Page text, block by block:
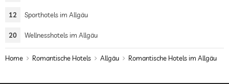
12 Sporthotels im Allgäu
20 Wellnesshotels im Allgäu
Home Romantische Hotels Allgäu Romantische Hotels im Allgäu